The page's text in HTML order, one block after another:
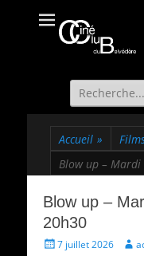
Site officiel du
Recherche
de:
Accueil »
Blow up –
Blow up –
20h30
Écrit7 juillet 2026